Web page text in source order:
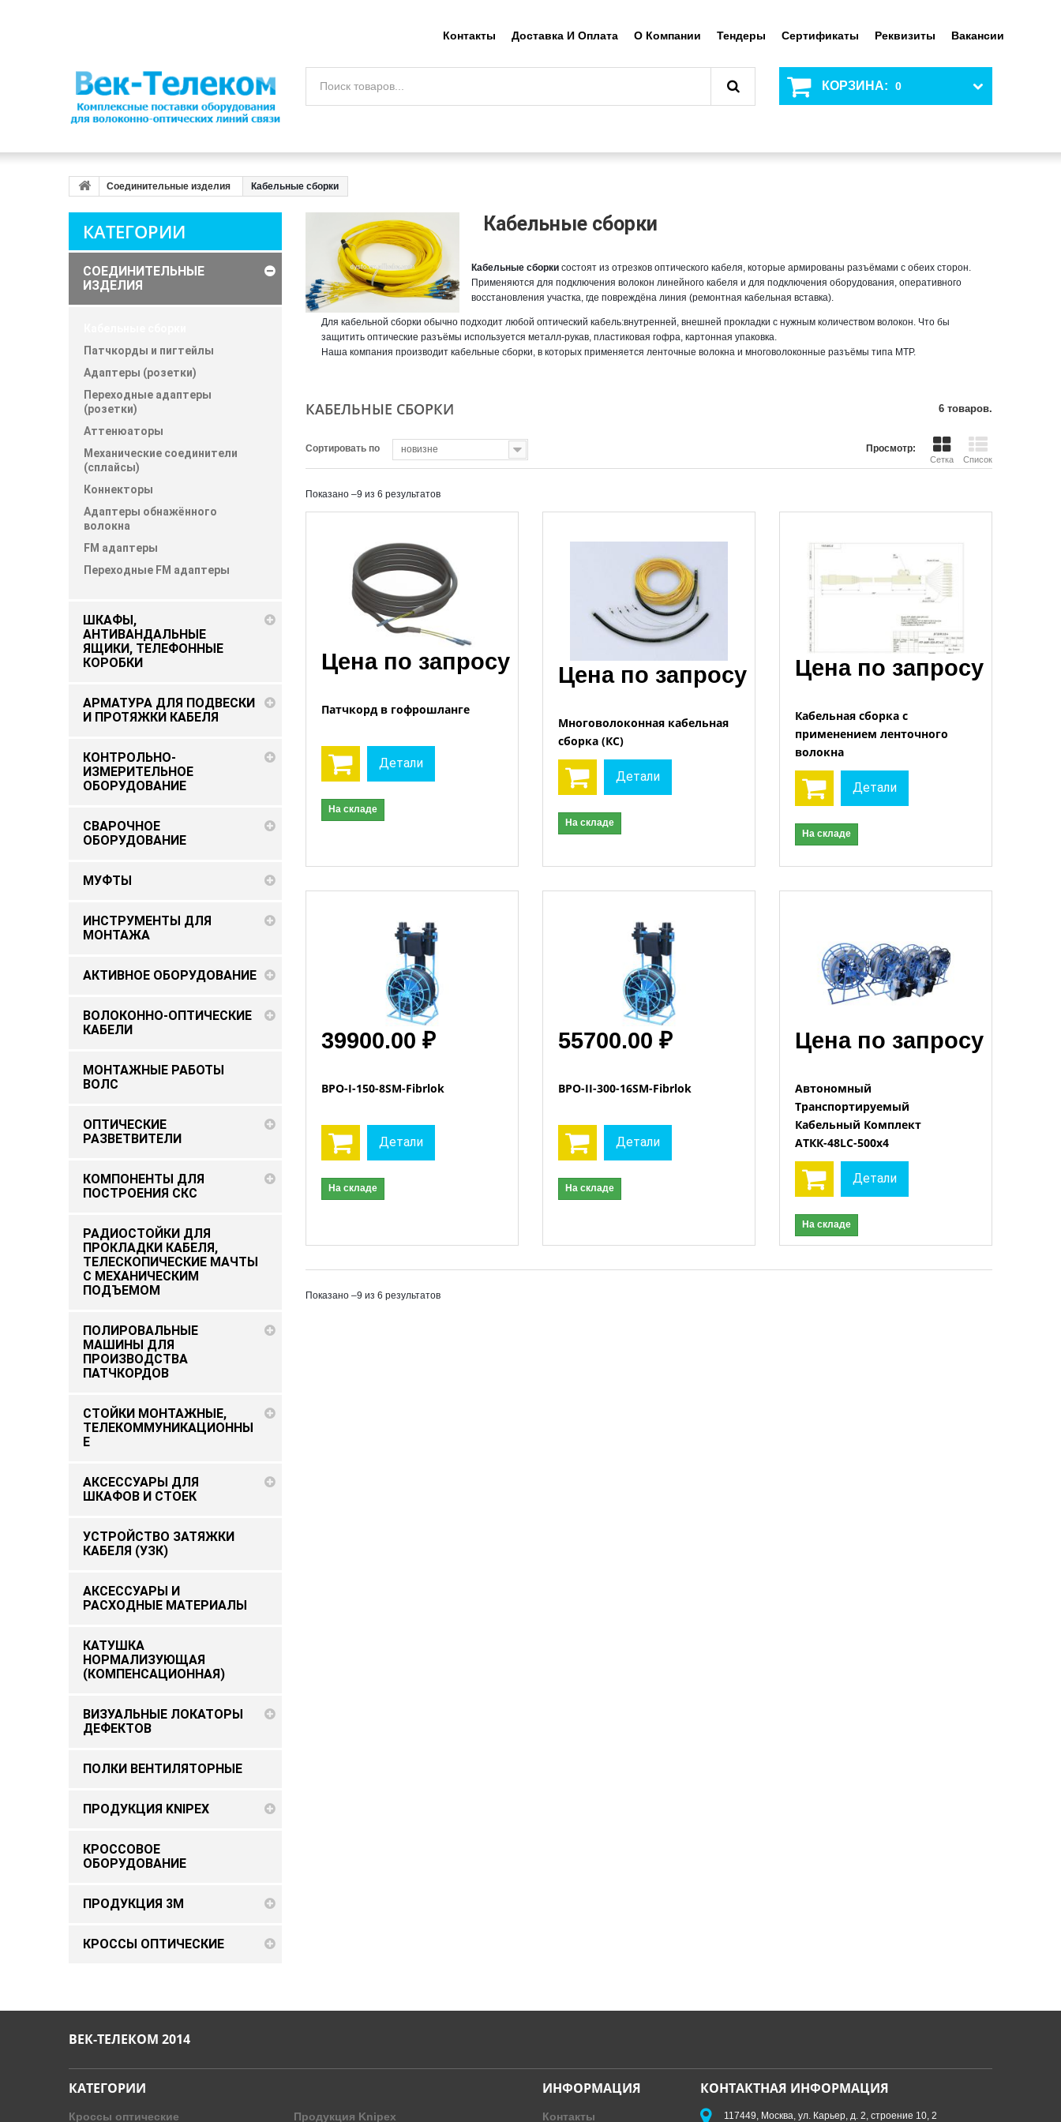
Вакансии
Реквизиты
Сертификаты
Тендеры
О Компании
Доставка И Оплата
Контакты
КОРЗИНА: 0
Соединительные изделия Кабельные сборки
КАТЕГОРИИ
СОЕДИНИТЕЛЬНЫЕ
ИЗДЕЛИЯ
Патчкорды и пигтейлы
Адаптеры (розетки)
Переходные адаптеры
(розетки)
Аттенюаторы
Механические соединители
(сплайсы)
Коннекторы
Адаптеры обнажённого
волокна
FM адаптеры
Переходные FM адаптеры
ШКАФЫ,
АНТИВАНДАЛЬНЫЕ
ЯЩИКИ, ТЕЛЕФОННЫЕ
КОРОБКИ
АРМАТУРА ДЛЯ ПОДВЕСКИ
И ПРОТЯЖКИ КАБЕЛЯ
КОНТРОЛЬНО-
ИЗМЕРИТЕЛЬНОЕ
ОБОРУДОВАНИЕ
СВАРОЧНОЕ
ОБОРУДОВАНИЕ
МУФТЫ
ИНСТРУМЕНТЫ ДЛЯ
МОНТАЖА
АКТИВНОЕ ОБОРУДОВАНИЕ
ВОЛОКОННО-ОПТИЧЕСКИЕ
КАБЕЛИ
МОНТАЖНЫЕ РАБОТЫ
ВОЛС
ОПТИЧЕСКИЕ
РАЗВЕТВИТЕЛИ
КОМПОНЕНТЫ ДЛЯ
ПОСТРОЕНИЯ СКС
РАДИОСТОЙКИ ДЛЯ
ПРОКЛАДКИ КАБЕЛЯ,
ТЕЛЕСКОПИЧЕСКИЕ МАЧТЫ
С МЕХАНИЧЕСКИМ
ПОДЪEМОМ
ПОЛИРОВАЛЬНЫЕ
МАШИНЫ ДЛЯ
ПРОИЗВОДСТВА
ПАТЧКОРДОВ
СТОЙКИ МОНТАЖНЫЕ,
ТЕЛЕКОММУНИКАЦИОННЫ
Е
АКСЕССУАРЫ ДЛЯ
ШКАФОВ И СТОЕК
УСТРОЙСТВО ЗАТЯЖКИ
КАБЕЛЯ (УЗК)
АКСЕССУАРЫ И
РАСХОДНЫЕ МАТЕРИАЛЫ
КАТУШКА
НОРМАЛИЗУЮЩАЯ
(КОМПЕНСАЦИОННАЯ)
ВИЗУАЛЬНЫЕ ЛОКАТОРЫ
ДЕФЕКТОВ
ПОЛКИ ВЕНТИЛЯТОРНЫЕ
ПРОДУКЦИЯ KNIPEX
КРОССОВОЕ
ОБОРУДОВАНИЕ
ПРОДУКЦИЯ 3M
КРОССЫ ОПТИЧЕСКИЕ
Кабельные сборки
Кабельные сборки состоят из отрезков оптического кабеля, которые армированы разъёмами с обеих сторон.
Применяются для подключения волокон линейного кабеля и для подключения оборудования, оперативного
восстановления участка, где повреждёна линия (ремонтная кабельная вставка).
Для кабельной сборки обычно подходит любой оптический кабель:внутренней, внешней прокладки с нужным количеством волокон. Что бы
защитить оптические разъёмы используется металл-рукав, пластиковая гофра, картонная упаковка.
Наша компания производит кабельные сборки, в которых применяется ленточные волокна и многоволоконные разъёмы типа МТР.
КАБЕЛЬНЫЕ СБОРКИ 6 товаров.
Просмотр:
Сетка Список
Сортировать по новизне
Показано –9 из 6 результатов
Цена по запросу
Патчкорд в гофрошланге
Детали
На складе
Цена по запросу
Многоволоконная кабельная
сборка (КС)
Детали
На складе
Цена по запросу
Кабельная сборка с
применением ленточного
волокна
Детали
На складе
39900.00 ₽
ВРО-I-150-8SM-Fibrlok
Детали
На складе
55700.00 ₽
ВРО-II-300-16SM-Fibrlok
Детали
На складе
Цена по запросу
Автономный
Транспортируемый
Кабельный Комплект
АТКК-48LC-500х4
Детали
На складе
Показано –9 из 6 результатов
ВЕК-ТЕЛЕКОМ 2014
КАТЕГОРИИ
Кроссы оптические Продукция Knipex
ИНФОРМАЦИЯ
Контакты
КОНТАКТНАЯ ИНФОРМАЦИЯ
117449, Москва, ул. Карьер, д. 2, строение 10, 2